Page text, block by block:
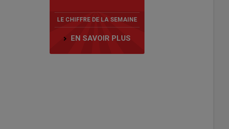
LE CHIFFRE DE LA SEMAINE
EN SAVOIR PLUS